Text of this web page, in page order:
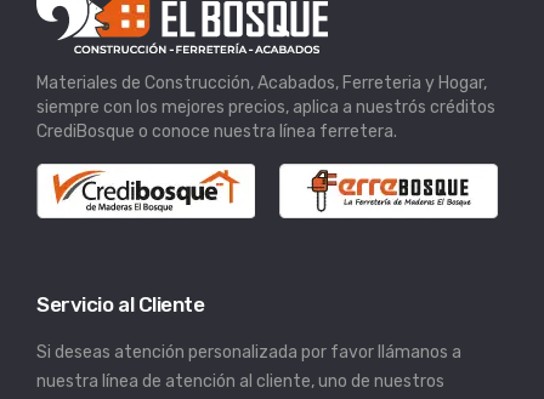
Materiales de Construcción, Acabados, Ferreteria y Hogar,
siempre con los mejores precios, aplica a nuestrós créditos
CrediBosque o conoce nuestra línea ferretera.
Servicio al Cliente
Si deseas atención personalizada por favor llámanos a
nuestra línea de atención al cliente, uno de nuestros